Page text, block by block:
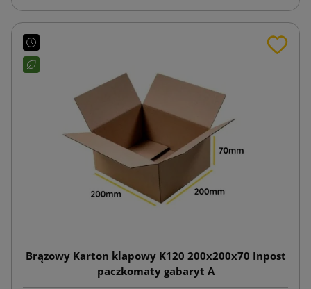
Brązowy Karton klapowy K120 200x200x70 Inpost
paczkomaty gabaryt A